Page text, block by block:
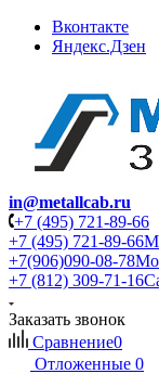
Вконтакте
Яндекс.Дзен
in@metallcab.ru
+7 (495) 721-89-66
+7 (495) 721-89-66
+7(906)090-08-78
+7 (812) 309-71-16
Заказать звонок
Сравнение0
Отложенные 0